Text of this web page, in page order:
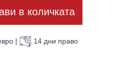
в количката
|
14 дни право